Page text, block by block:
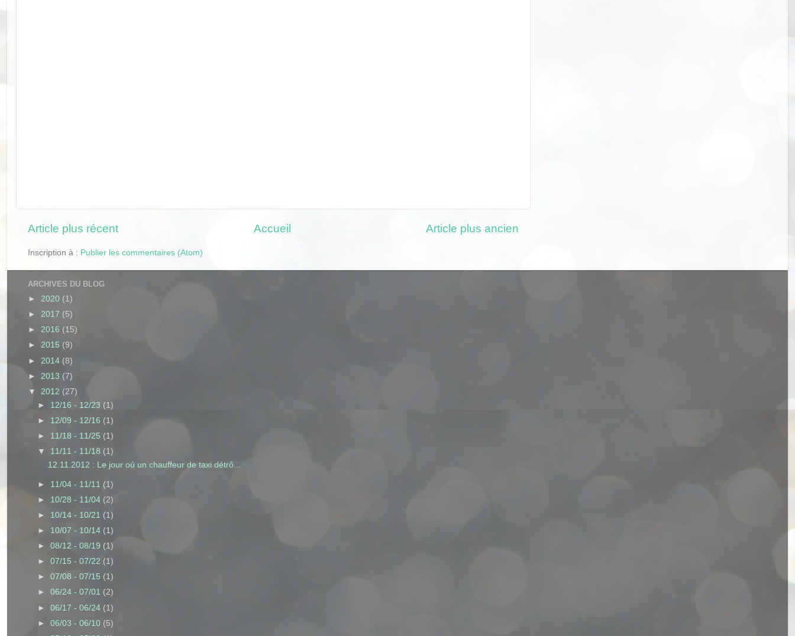
Article plus récent Article plus ancien
Accueil
Inscription à : Publier les commentaires (Atom)
ARCHIVES DU BLOG
► 2020 (1)
► 2017 (5)
► 2016 (15)
► 2015 (9)
► 2014 (8)
► 2013 (7)
▼ 2012 (27)
► 12/16 - 12/23 (1)
► 12/09 - 12/16 (1)
► 11/18 - 11/25 (1)
▼ 11/11 - 11/18 (1)
12.11.2012 : Le jour où un chauffeur de taxi détrô...
► 11/04 - 11/11 (1)
► 10/28 - 11/04 (2)
► 10/14 - 10/21 (1)
► 10/07 - 10/14 (1)
►08/12 - 08/19 (1)
►07/15 - 07/22 (1)
►07/08 - 07/15 (1)
►06/24 - 07/01 (2)
►06/17 - 06/24 (1)
►06/03 - 06/10 (5)